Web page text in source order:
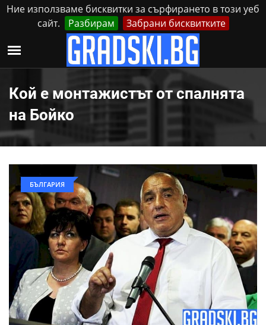
Ние използваме бисквитки за сърфирането в този уеб
сайт.
Разбирам Забрани бисквитките
Неделя, 9 Август, 2026 Реклама Контакти
Кой е монтажистът от спалнята
на Бойко
БЪЛГАРИЯ